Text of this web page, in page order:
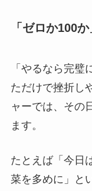
「ゼロか100
「やるなら完
ただけで挫折し
ャーでは、その
ます。
たとえば「今日
菜を多めに」と